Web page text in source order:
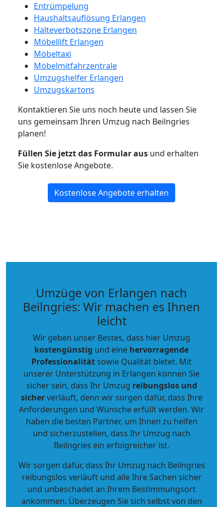
Entrümpelung
Haushaltsauflösung Erlangen
Halteverbotszone Erlangen
Möbellift Erlangen
Möbeltaxi
Möbelmitfahrzentrale
Umzugshelfer Erlangen
Umzugskartons
Kontaktieren Sie uns noch heute und lassen Sie
uns gemeinsam Ihren Umzug nach Beilngries
planen!
Füllen Sie jetzt das Formular aus und erhalten
Sie kostenlose Angebote.
Kostenlose Angebote erhalten
Umzüge von Erlangen nach
Beilngries: Wir machen es Ihnen
leicht
Wir geben unser Bestes, dass hier Umzug
kostengünstig und eine hervorragende
Professionalitätsowie Qualität bietet. Mit
unserer Unterstützung in Erlangen können Sie
sicher sein, dass Ihr Umzug reibungslos und
sicherverläuft, denn wir sorgen dafür, dass Ihre
Anforderungen und Wünsche erfüllt werden. Wir
haben die besten Partner, um Ihnen zu helfen
und sicherzustellen, dass Ihr Umzug nach
Beilngries ein erfolgreicher ist.
Wir sorgen dafür, dass Ihr Umzug nach Beilngries
reibungslos verläuft und alle Ihre Sachen sicher
und unbeschadet an Ihrem Bestimmungsort
ankommen. Überzeugen Sie sich selbst von den